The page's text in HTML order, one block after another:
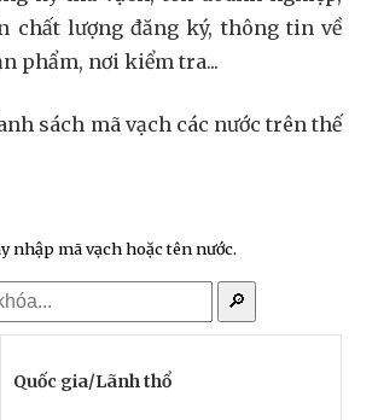
chất lượng đăng ký, thông tin về
phẩm, nơi kiểm tra...
sách mã vạch các nước trên thế
nhập mã vạch hoặc tên nước.
🔎
Quốc gia/Lãnh thổ